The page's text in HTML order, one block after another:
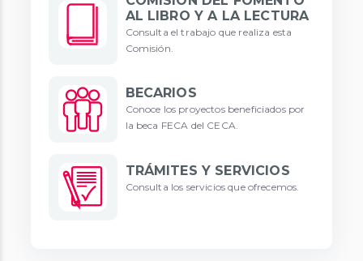
AL LIBRO Y A LA LECTURA
Consulta el trabajo que realiza esta
Comisión.
BECARIOS
Conoce los proyectos beneficiados por
la beca FECA del CECA.
TRÁMITES Y SERVICIOS
Consulta los servicios que ofrecemos.